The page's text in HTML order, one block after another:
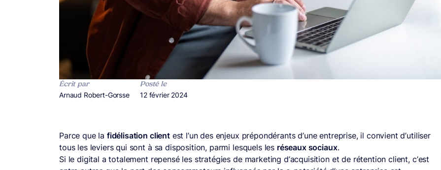
Écrit par
Publié par
Arnaud Robert-Gorsse
Posté le
Publié le
12 février 2024
Parce que la fidélisation clientest l’un des enjeux prépondérants d’une entreprise, il convient d’utiliser
tous les leviers qui sont à sa disposition, parmi lesquels les réseaux sociaux.
Si le digital a totalement repensé les stratégies de marketing d’acquisition et de rétention client, c’est